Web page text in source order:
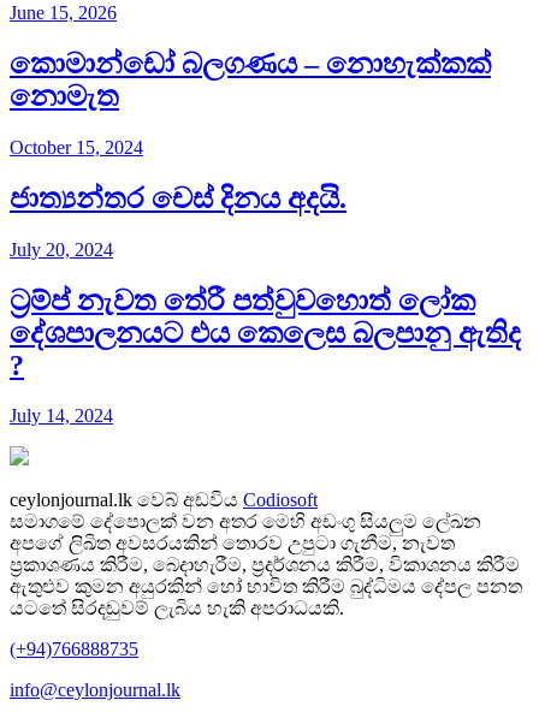
June 15, 2026
කොමාන්ඩෝ බලගණය – නොහැක්කක්
නොමැත​
October 15, 2024
ජාත්‍යන්තර චෙස් දිනය අදයි.
July 20, 2024
ට්‍රම්ප් නැවත තේරී පත්වුවහොත් ලෝක
දේශපාලනයට එය කෙලෙස බලපානු ඇතිද​
?
July 14, 2024
ceylonjournal.lk වෙබ් අඩවිය Codiosoft
සමාගමේ දේපොලක් වන අතර මෙහි අඩංගු සියලුම ලේඛන
අපගේ ලිඛිත අවසරයකින් තොරව උපුටා ගැනීම, නැවත
ප්‍රකාශණය කිරීම, බෙදාහැරීම, ප්‍රදර්ශනය කිරීම, විකාශනය කිරීම
ඇතුළුව කුමන අයුරකින් හෝ භාවිත කිරීම බුද්ධිමය දේපල පනත
යටතේ සිරදඬුවම් ලැබිය හැකි අපරාධයකි.
(+94)766888735
info@ceylonjournal.lk